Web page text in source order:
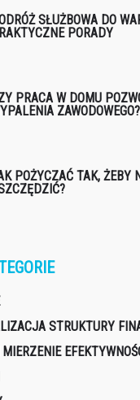
SŁUŻBOWA DO
PORADY
PRACA W DOMU
ZAWODOWEGO?
POŻYCZAĆ TAK, ŻEBY
STRUKTURY